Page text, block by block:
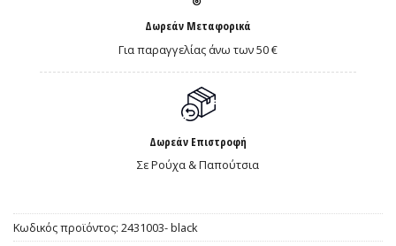
Δωρεάν Μεταφορικά
Για παραγγελίας άνω των 50 €
Δωρεάν Επιστροφή
Σε Ρούχα & Παπούτσια
Κωδικός προϊόντος: 2431003- black